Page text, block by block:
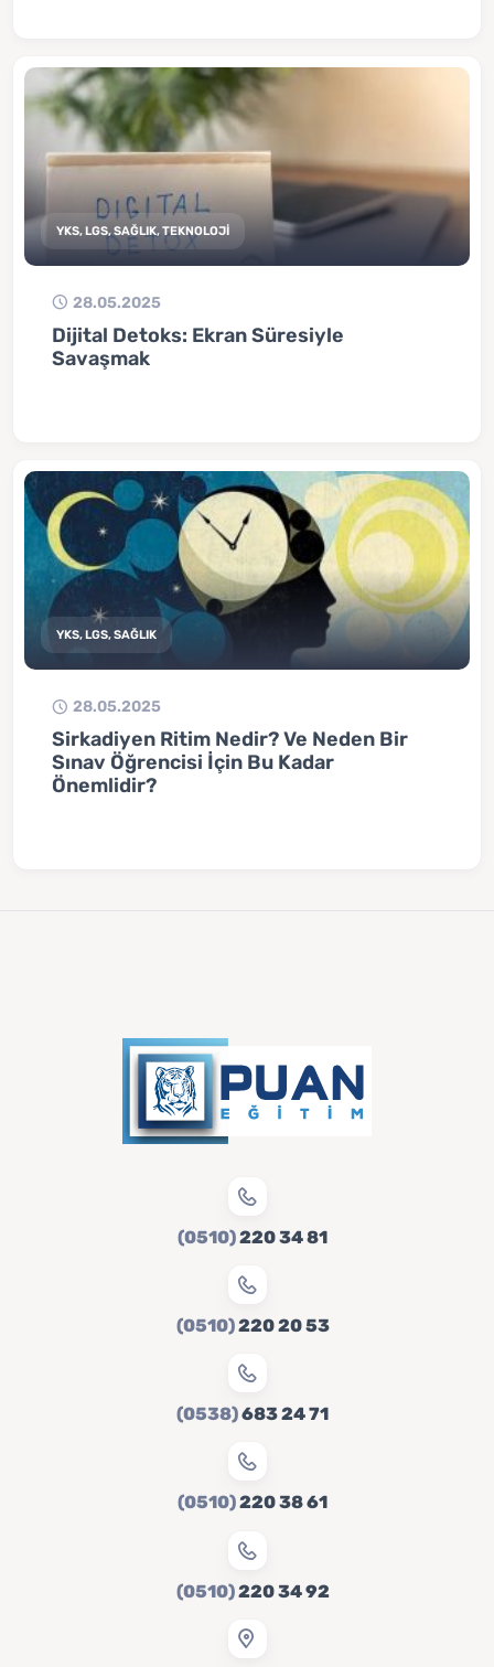
YKS, LGS, SAĞLIK, TEKNOLOJİ
28.05.2025
Dijital Detoks: Ekran Süresiyle
Savaşmak
YKS, LGS, SAĞLIK
28.05.2025
Sirkadiyen Ritim Nedir? Ve Neden Bir
Sınav Öğrencisi İçin Bu Kadar
Önemlidir?
(0510)220 34 81
(0510)220 20 53
(0538)683 24 71
(0510)220 38 61
(0510)220 34 92